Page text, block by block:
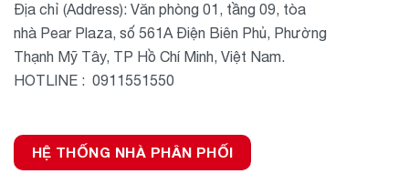
Địa chỉ (Address): Văn phòng 01, tầng 09, tòa
nhà Pear Plaza, số 561A Điện Biên Phủ, Phường
Thạnh Mỹ Tây, TP Hồ Chí Minh, Việt Nam.
HOTLINE : 0911551550
HỆ THỐNG NHÀ PHÂN PHỐI